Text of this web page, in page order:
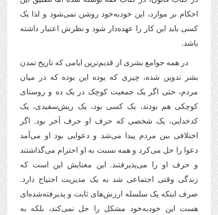
احکام بر موارد، این خودبه‌خود روشن نمی‌شود و لذا یک
کسی باید این کار را عهده‌دار شود و نظرش اعتبار داشته
باشد.
در همه جوامع بشری از قدیم‌ترین ایامی که تاریخ تمدن
بشر تدوین شده، چیزی که بوده این بوده که در میان
مردم، حتی اگر یک جمعیت کوچک در یک ده و روستای
کوچکی هم بودند، یک کسی بود، یک ریش‌سفیدی، یک
کدخدایی، یک شخصی که حرف او حرف آخر بود. اگر
اختلافی بین مردم پیدا می‌شد و دعوایی بود او می‌آمد
دعوا را حل می‌کرد و همه نسبت به او احترام می‌گذاشتند
و حرف او را می‌پذیرفتند. این معنایش این است که
زندگی وقتی اجتماعی شد به یک مدیریت احتیاج دارد.
صرف اینکه یک سلسله ارزش‌های ثابت و پذیرفته‌شده‌ای
هست این خودبه‌خود مشکل را حل نمی‌کند، بلکه به